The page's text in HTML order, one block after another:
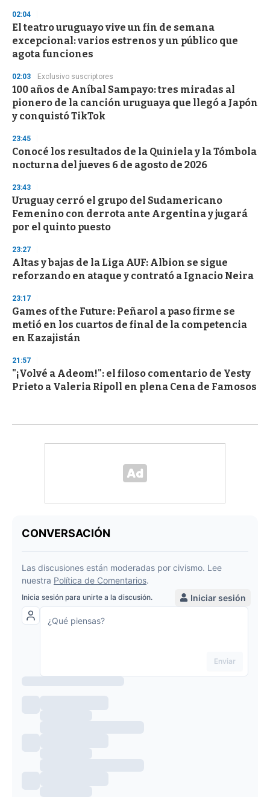
s
e
c
o
n
02:04
El teatro uruguayo vive un fin de semana
excepcional: varios estrenos y un público que
agota funciones
02:03 Exclusivo suscriptores
100 años de Aníbal Sampayo: tres miradas al
pionero de la canción uruguaya que llegó a Japón
y conquistó TikTok
23:45
Conocé los resultados de la Quiniela y la Tómbola
nocturna del jueves 6 de agosto de 2026
23:43
Uruguay cerró el grupo del Sudamericano
Femenino con derrota ante Argentina y jugará
por el quinto puesto
23:27
Altas y bajas de la Liga AUF: Albion se sigue
reforzando en ataque y contrató a Ignacio Neira
23:17
Games of the Future: Peñarol a paso firme se
metió en los cuartos de final de la competencia
en Kazajistán
21:57
"¡Volvé a Adeom!": el filoso comentario de Yesty
Prieto a Valeria Ripoll en plena Cena de Famosos